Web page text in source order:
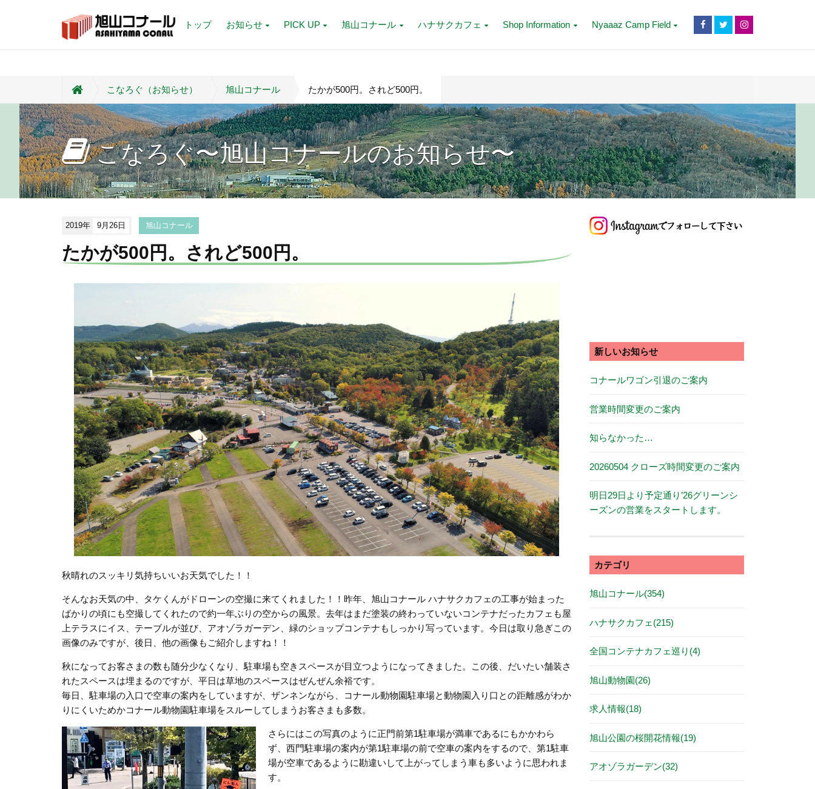
トップ お知らせ PICK UP 旭山コナール ハナサクカフェ Shop Information Nyaaaz Camp Field
こなろぐ（お知らせ） 旭山コナール たかが500円。されど500円。
こなろぐ〜旭山コナールのお知らせ〜
2019年 9月26日 旭山コナール
たかが500円。されど500円。
秋晴れのスッキリ気持ちいいお天気でした！！
そんなお天気の中、タケくんがドローンの空撮に来てくれました！！昨年、旭山コナール ハナサクカフェの工事が始まった
ばかりの頃にも空撮してくれたので約一年ぶりの空からの風景。去年はまだ塗装の終わっていないコンテナだったカフェも屋
上テラスにイス、テーブルが並び、アオゾラガーデン、緑のショップコンテナもしっかり写っています。今日は取り急ぎこの
画像のみですが、後日、他の画像もご紹介しますね！！
秋になってお客さまの数も随分少なくなり、駐車場も空きスペースが目立つようになってきました。この後、だいたい舗装さ
れたスペースは埋まるのですが、平日は草地のスペースはぜんぜん余裕です。
毎日、駐車場の入口で空車の案内をしていますが、ザンネンながら、コナール動物園駐車場と動物園入り口との距離感がわか
りにくいためかコナール動物園駐車場をスルーしてしまうお客さまも多数。
さらにはこの写真のように正門前第1駐車場が満車であるにもかかわら
ず、西門駐車場の案内が第1駐車場の前で空車の案内をするので、第1駐車
場が空車であるように勘違いして上がってしまう車も多いように思われま
す。
新しいお知らせ
コナールワゴン引退のご案内
営業時間変更のご案内
知らなかった…
20260504 クローズ時間変更のご案内
明日29日より予定通り’26グリーンシ
ーズンの営業をスタートします。
カテゴリ
旭山コナール(354)
ハナサクカフェ(215)
全国コンテナカフェ巡り(4)
旭山動物園(26)
求人情報(18)
旭山公園の桜開花情報(19)
アオゾラガーデン(32)